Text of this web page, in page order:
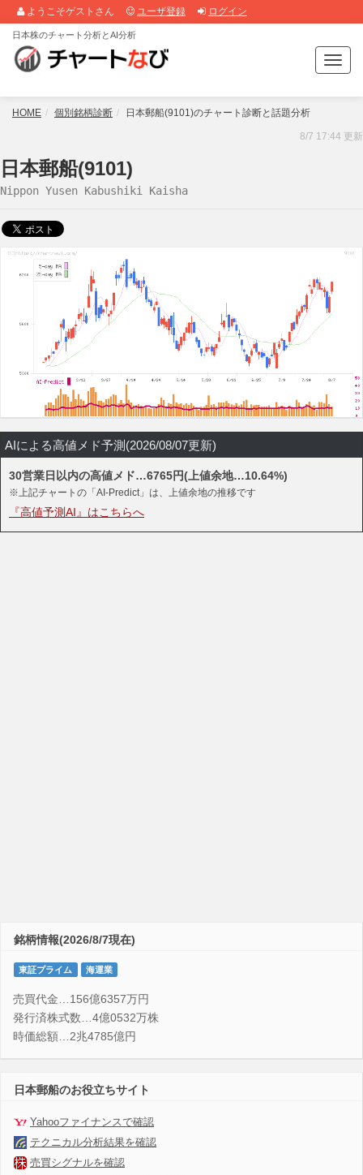
ようこそゲストさん ユーザ登録 ログイン
T
o
g
e
o
日本株のチャート分析とAI分析
HOME 個別銘柄診断 日本郵船(9101)のチャート診断と話題分析
8/7 17:44 更新
日本郵船(9101)
Nippon Yusen Kabushiki Kaisha
AIによる高値メド予測(2026/08/07更新)
30営業日以内の高値メド…6765円(上値余地…10.64%)
※上記チャートの「AI-Predict」は、上値余地の推移です
『高値予測AI』はこちらへ
銘柄情報(2026/8/7現在)
東証プライム 海運業
売買代金…156億6357万円
発行済株式数…4億0532万株
時価総額…2兆4785億円
日本郵船のお役立ちサイト
Yahooファイナンスで確認
テクニカル分析結果を確認
売買シグナルを確認